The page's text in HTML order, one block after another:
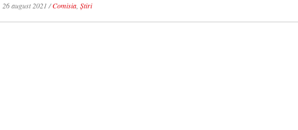
26 august 2021 /Comisia Știri